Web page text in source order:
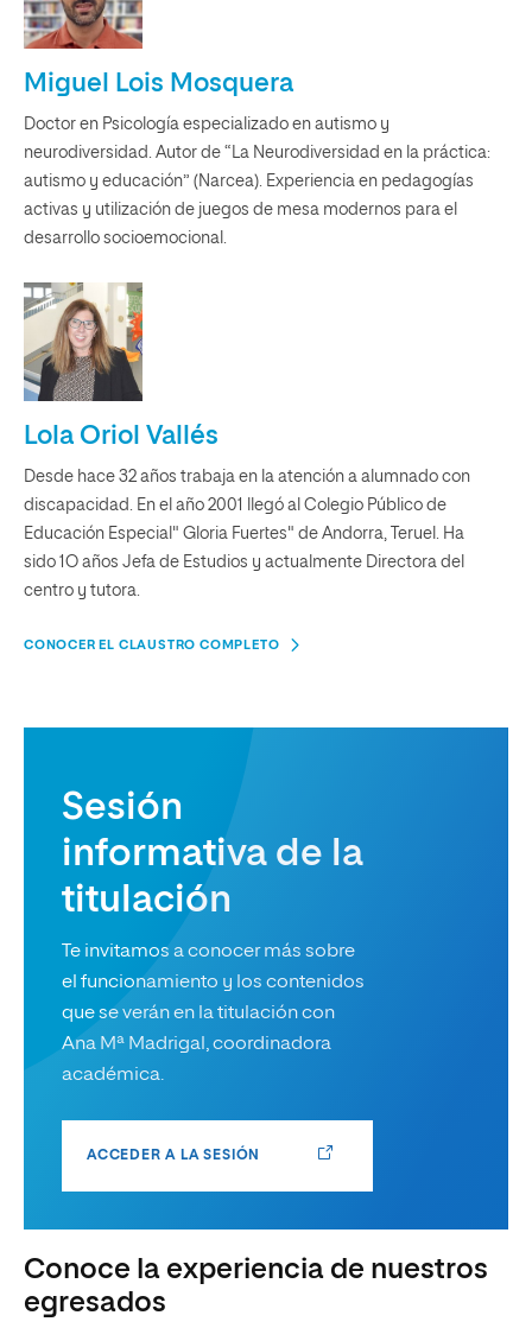
Miguel Lois Mosquera
Doctor en Psicología especializado en autismo y
neurodiversidad. Autor de “La Neurodiversidad en la práctica:
autismo y educación” (Narcea). Experiencia en pedagogías
activas y utilización de juegos de mesa modernos para el
desarrollo socioemocional.
Lola Oriol Vallés
Desde hace 32 años trabaja en la atención a alumnado con
discapacidad. En el año 2001 llegó al Colegio Público de
Educación Especial" Gloria Fuertes" de Andorra, Teruel. Ha
sido 1O años Jefa de Estudios y actualmente Directora del
centro y tutora.
CONOCER EL CLAUSTRO COMPLETO
Sesión
informativa de la
titulación
Te invitamos a conocer más sobre
el funcionamiento y los contenidos
que se verán en la titulación con
Ana Mª Madrigal, coordinadora
académica.
ACCEDER A LA SESIÓN
Conoce la experiencia de nuestros
egresados